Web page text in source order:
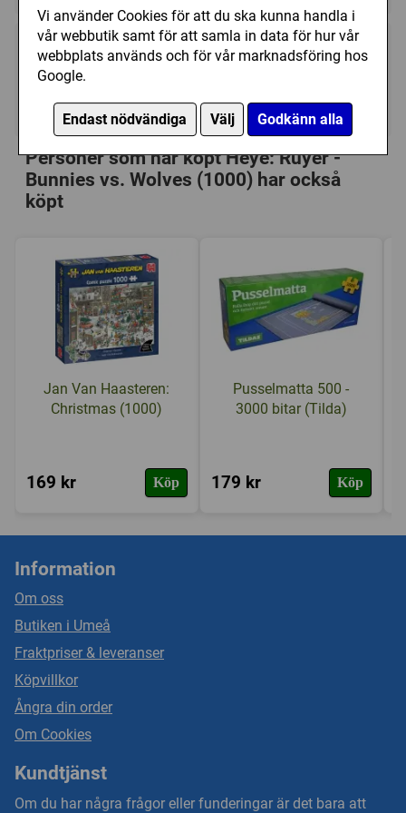
Vi använder Cookies för att du ska kunna handla i
vår webbutik samt för att samla in data för hur vår
webbplats används och för vår marknadsföring hos
Google.
Endast nödvändiga Välj Godkänn alla
189 kr Utgått
Ej tillgänglig
Personer som har köpt Heye: Ruyer -
Bunnies vs. Wolves (1000) har också
köpt
Jan Van Haasteren:
Christmas (1000)
169 kr Köp
Pusselmatta 500 -
3000 bitar (Tilda)
179 kr Köp
Information
Om oss
Butiken i Umeå
Fraktpriser & leveranser
Köpvillkor
Ångra din order
Om Cookies
Kundtjänst
Om du har några frågor eller funderingar är det bara att